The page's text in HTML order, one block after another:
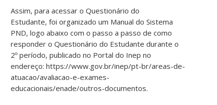
Assim, para acessar o Questionário do
Estudante, foi organizado um Manual do Sistema
PND, logo abaixo com o passo a passo de como
responder o Questionário do Estudante durante o
2º período, publicado no Portal do Inep no
endereço: https://www.gov.br/inep/pt-br/areas-de-
atuacao/avaliacao-e-exames-
educacionais/enade/outros-documentos.